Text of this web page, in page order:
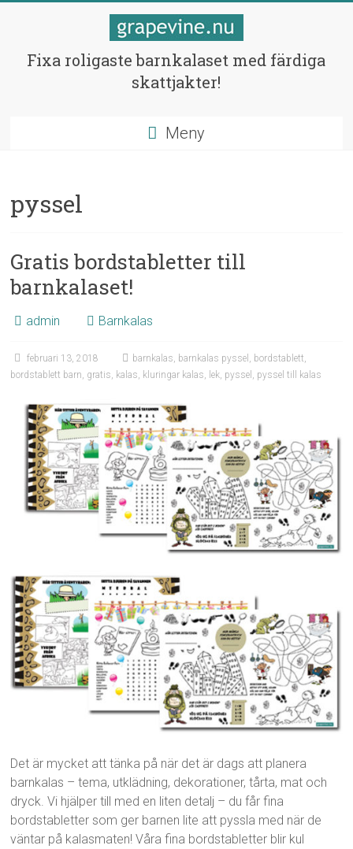
Skattjakter
barnkalaset!
Fixa roligaste barnkalaset med färdiga
skattjakter!
Meny
pyssel
Gratis bordstabletter till
barnkalaset!
admin Barnkalas
februari 13, 2018 barnkalas, barnkalas pyssel , bordstablett,
bordstablett barn, gratis, kalas, kluringar kalas, lek, pyssel , pyssel till kalas
Det är mycket att tänka på när det är dags att planera
barnkalas – tema, utklädning, dekorationer, tårta, mat och
dryck. Vi hjälper till med en liten detalj – du får fina
bordstabletter som ger barnen lite att pyssla med när de
väntar på kalasmaten! Våra fina bordstabletter blir kul